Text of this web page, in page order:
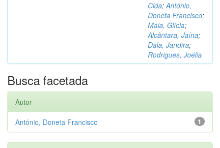
Cida;António,
Doneta Francisco;
Maia, Glícia;
Alcântara, Jaína;
Dala, Jandira;
Rodrigues, Joélia
Busca facetada
Autor
1
António, Doneta Francisco